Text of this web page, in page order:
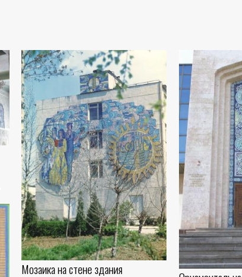
Мозаика на стене здания